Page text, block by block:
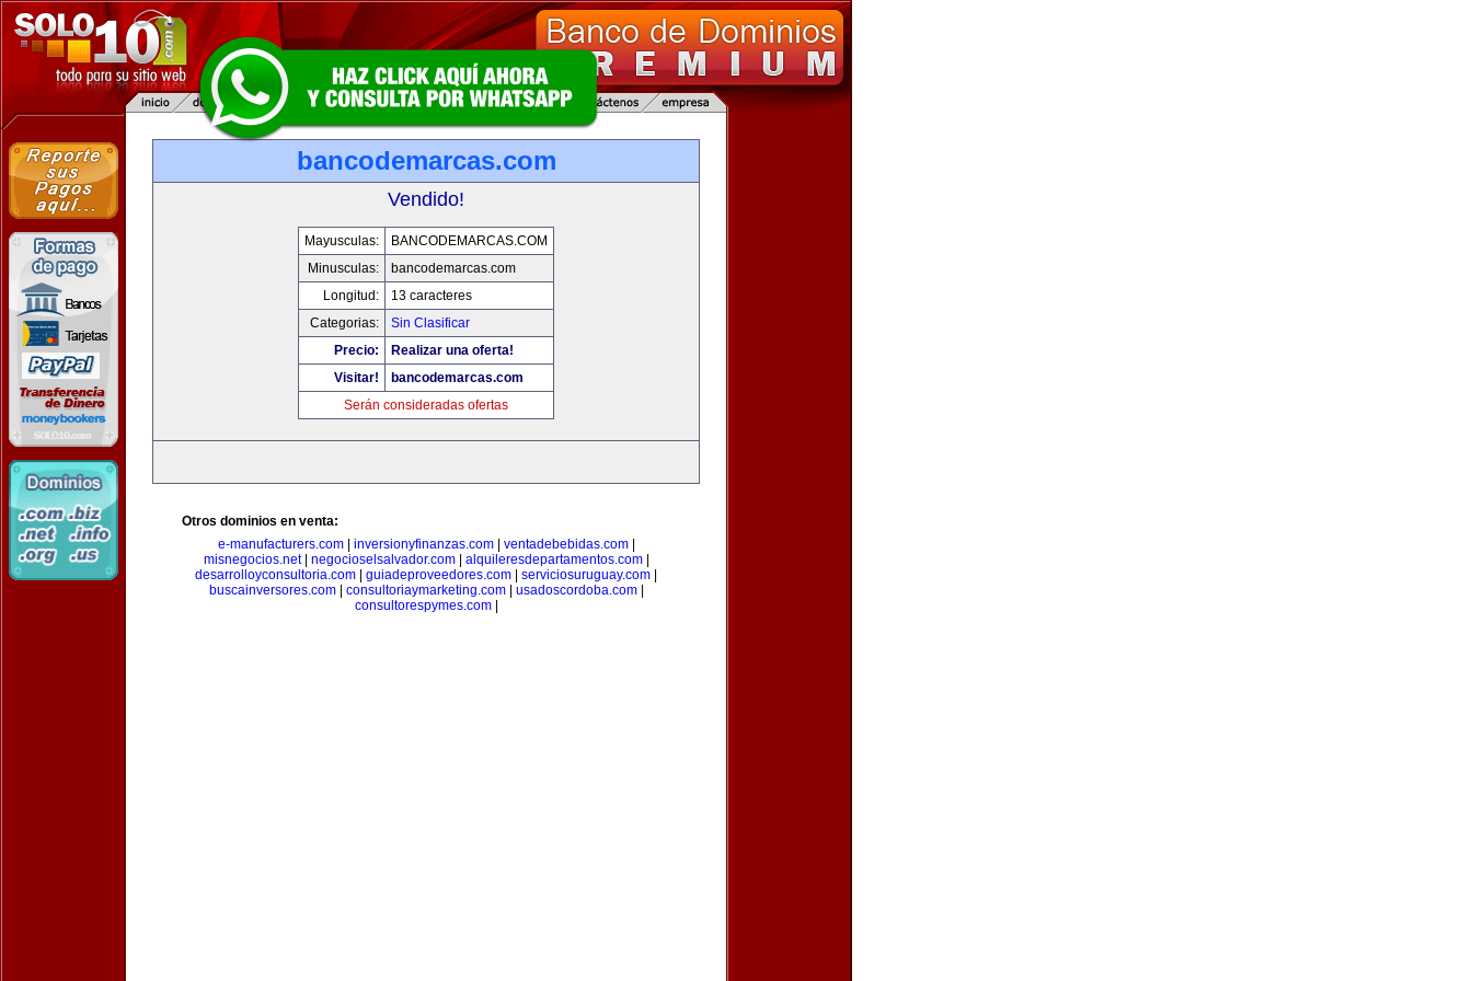
bancodemarcas.com
Vendido!
Mayusculas:
BANCODEMARCAS.COM
Minusculas:
bancodemarcas.com
Longitud:
13 caracteres
Categorias:
Sin Clasificar
Precio:
Realizar una oferta!
Visitar!
bancodemarcas.com
Serán consideradas ofertas
Otros dominios en venta:
e-manufacturers.com| inversionyfinanzas.com| ventadebebidas.com|
misnegocios.net| negocioselsalvador.com| alquileresdepartamentos.com|
desarrolloyconsultoria.com
guiadeproveedores.com serviciosuruguay.com
buscainversores.com| consultoriaymarketing.com| usadoscordoba.com|
consultorespymes.com|